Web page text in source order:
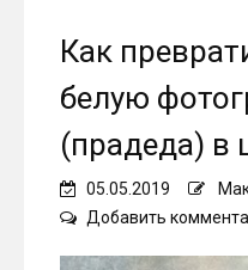
Как
белую
(прадеда) в
05.05.2019
Добавить